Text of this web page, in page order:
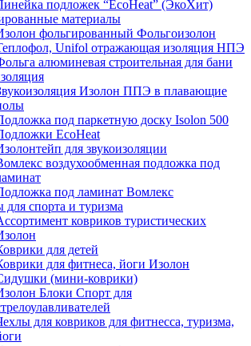
подложек “EcoHeat” (ЭкоХит)
материалы
фольгированный Фольгоизолон
Unifol отражающая изоляция НПЭ
алюминевая строительная для бани
Изолон ППЭ в плавающие
под паркетную доску Isolon 500
EcoHeat
для звукоизоляции
воздухообменная подложка под
под ламинат Вомлекс
для спорта и туризма
ковриков туристических
для детей
для фитнеса, йоги Изолон
(мини-коврики)
Блоки Спорт для
для ковриков для фитнесса, туризма,